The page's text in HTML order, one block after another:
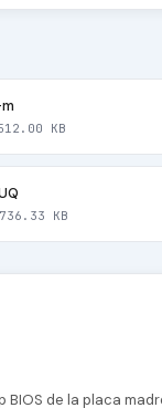
KB
KB
de la placa